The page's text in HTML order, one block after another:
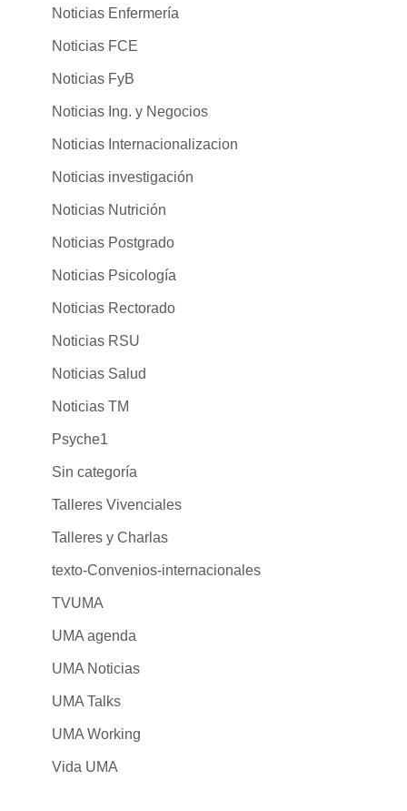
Noticias Enfermería
Noticias FCE
Noticias FyB
Noticias Ing. y Negocios
Noticias Internacionalizacion
Noticias investigación
Noticias Nutrición
Noticias Postgrado
Noticias Psicología
Noticias Rectorado
Noticias RSU
Noticias Salud
Noticias TM
Psyche1
Sin categoría
Talleres Vivenciales
Talleres y Charlas
texto-Convenios-internacionales
TVUMA
UMA agenda
UMA Noticias
UMA Talks
UMA Working
Vida UMA